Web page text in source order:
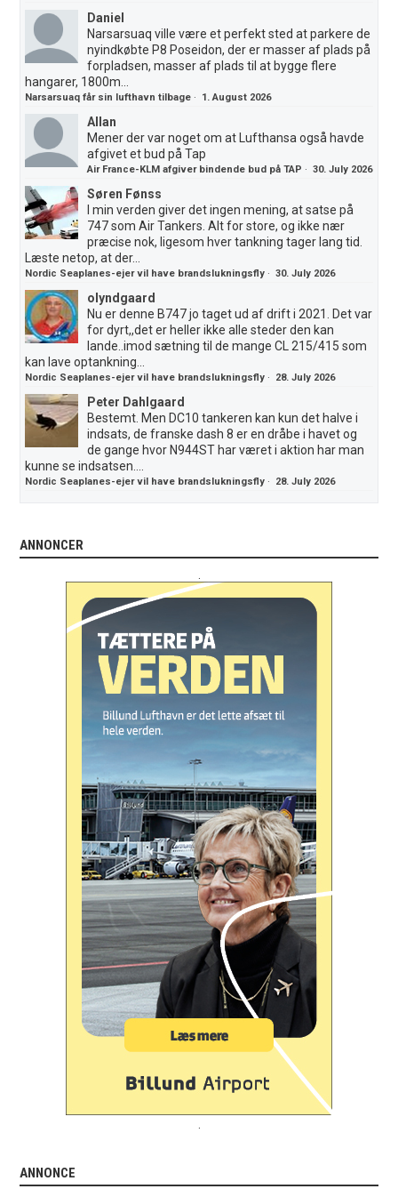
Daniel
Narsarsuaq ville være et perfekt sted at parkere de
nyindkøbte P8 Poseidon, der er masser af plads på
forpladsen, masser af plads til at bygge flere
hangarer, 1800m...
Narsarsuaq får sin lufthavn tilbage · 1. August 2026
Allan
Mener der var noget om at Lufthansa også havde
afgivet et bud på Tap
Air France-KLM afgiver bindende bud på TAP ·30. July 2026
Søren Fønss
I min verden giver det ingen mening, at satse på
747 som Air Tankers. Alt for store, og ikke nær
præcise nok, ligesom hver tankning tager lang tid.
Læste netop, at der...
Nordic Seaplanes-ejer vil have brandslukningsfly ·30. July 2026
olyndgaard
Nu er denne B747 jo taget ud af drift i 2021. Det var
for dyrt,,det er heller ikke alle steder den kan
lande..imod sætning til de mange CL 215/415 som
kan lave optankning...
Nordic Seaplanes-ejer vil have brandslukningsfly · 28. July 2026
Peter Dahlgaard
Bestemt. Men DC10 tankeren kan kun det halve i
indsats, de franske dash 8 er en dråbe i havet og
de gange hvor N944ST har været i aktion har man
kunne se indsatsen....
Nordic Seaplanes-ejer vil have brandslukningsfly · 28. July 2026
ANNONCER
ANNONCE